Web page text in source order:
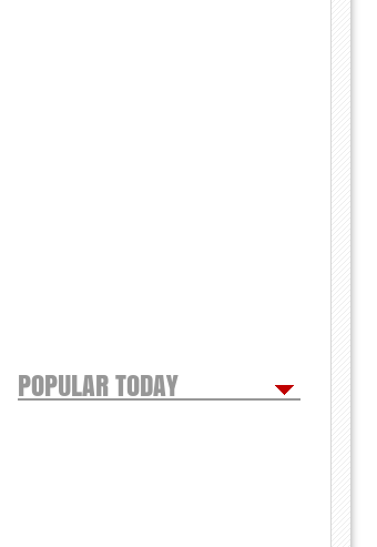
POPULAR TODAY